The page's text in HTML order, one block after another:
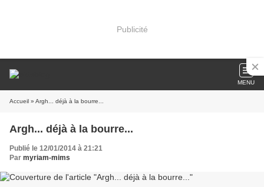
Publicité
MENU
Accueil » Argh... déjà à la bourre...
Argh... déjà à la bourre...
Publié le 12/01/2014 à 21:21
Par myriam-mims